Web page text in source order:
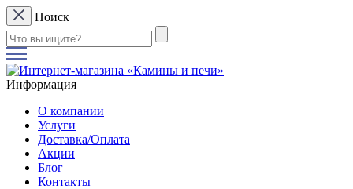
Поиск
Информация
О компании
Услуги
Доставка/Оплата
Акции
Блог
Контакты